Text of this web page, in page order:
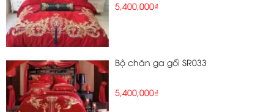
5,400,000₫
Bộ chăn ga gối SR033
5,400,000₫